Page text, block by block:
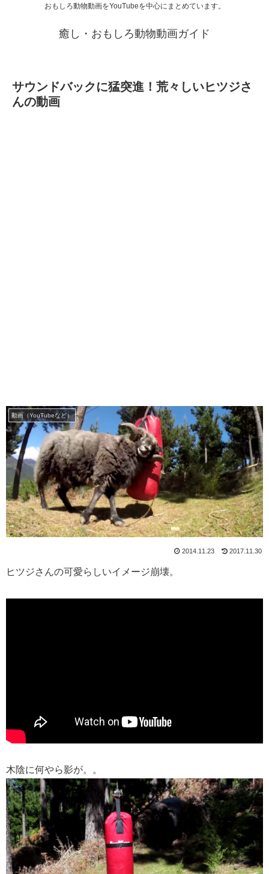
おもしろ動物動画をYouTubeを中心にまとめています。
癒し・おもしろ動物動画ガイド
サウンドバックに猛突進！荒々しいヒツジさ
んの動画
動画（YouTubeなど）
2014.11.23 2017.11.30
ヒツジさんの可愛らしいイメージ崩壊。
木陰に何やら影が。。